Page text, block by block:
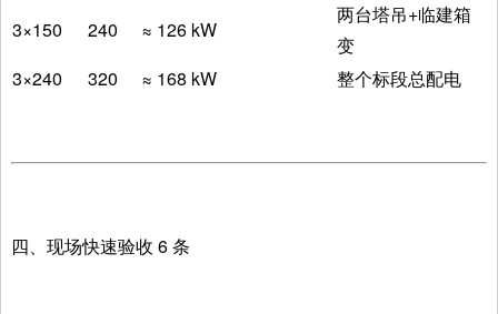
3×150
240 ≈ 126 kW
两台塔吊+临建箱
变
3×240
320 ≈ 168 kW 整个标段总配电
四、现场快速验收 6 条